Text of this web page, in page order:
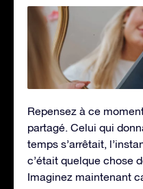
Repensez à ce
partagé. Celui qui
temps s’arrêtait,
c’était quelque chose
Imaginez maintenant